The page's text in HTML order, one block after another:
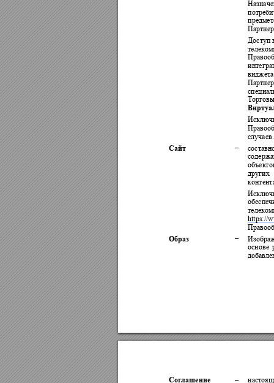
Доступ
случаев.
Сайт –
других
https://
Образ –
основе
Соглашение –